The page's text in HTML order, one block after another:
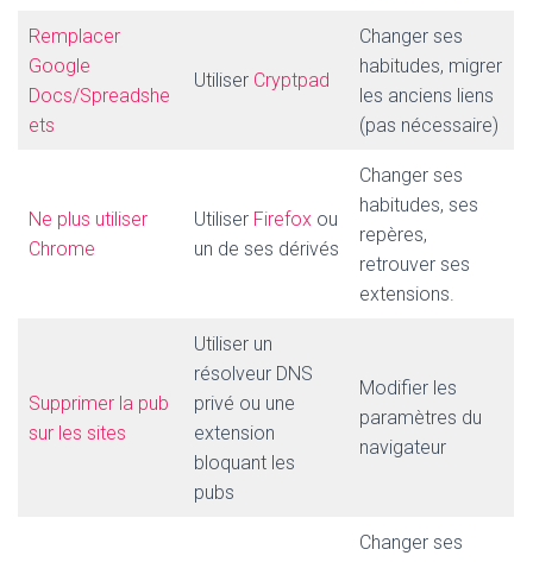
Remplacer
Google
Docs/Spreadshe
ets
Utiliser Cryptpad
Changer ses
habitudes, migrer
les anciens liens
(pas nécessaire)
Ne plus utiliser
Chrome
Utiliser Firefox ou
un de ses dérivés
Changer ses
habitudes, ses
repères,
retrouver ses
extensions.
Supprimer la pub
sur les sites
Utiliser un
résolveur DNS
privé ou une
extension
bloquant les
pubs
Modifier les
paramètres du
navigateur
Changer ses